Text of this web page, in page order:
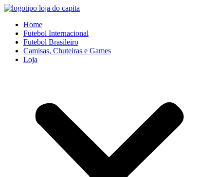
Ir
conteúdo
Home
Futebol Internacional
Futebol Brasileiro
Camisas, Chuteiras e Games
Loja